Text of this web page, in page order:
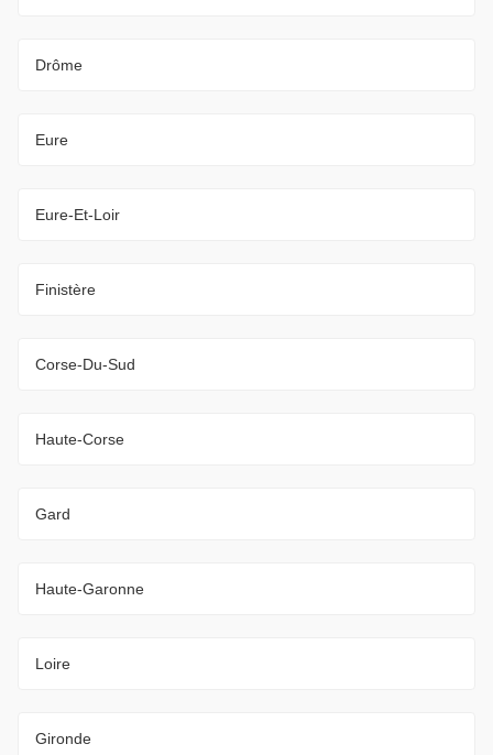
Drôme
Eure
Eure-Et-Loir
Finistère
Corse-Du-Sud
Haute-Corse
Gard
Haute-Garonne
Loire
Gironde